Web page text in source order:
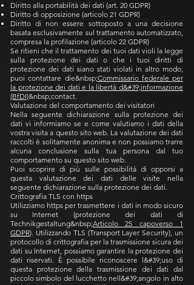
Diritto alla portabilità dei dati (art. 20 GDPR)
Diritto di opposizione (articolo 21 GDPR)
Diritto di non essere sottoposto a una decisione
basata esclusivamente sul trattamento automatizzato,
compresa la profilazione (articolo 22 GDPR)
Se ritieni che il trattamento dei tuoi dati violi la legge
sulla protezione dei dati o che i tuoi diritti di
protezione dei dati siano stati violati in altro modo,
puoi contattare die&nbsp;Commissario federale per
la protezione dei dati e la libertà d&#39;informazione
(BfDI)&nbsp;contact.
Valutazione del comportamento dei visitatori
Nella seguente dichiarazione sulla protezione dei
dati vi informiamo se e come valutiamo i dati della
vostra visita a questo sito web. La valutazione dei dati
raccolti è solitamente anonima e non possiamo trarre
alcuna conclusione sulla tua persona dal tuo
comportamento su questo sito web.
Puoi scoprire di più sulle possibilità di opporsi a
questa valutazione dei dati delle visite nella
seguente dichiarazione sulla protezione dei dati.
Crittografia TLS con https
Utilizziamo https per trasmettere i dati in modo sicuro
su Internet (protezione dei dati di
Technikgestaltung&nbsp;Articolo 25 capoverso 1
GDPR). Utilizzando TLS (Transport Layer Security), un
protocollo di crittografia per la trasmissione sicura dei
dati su Internet, possiamo garantire la protezione dei
dati riservati. È possibile riconoscere l&#39;uso di
questa protezione della trasmissione dei dati dal
piccolo simbolo del lucchetto nell&#39;angolo in alto